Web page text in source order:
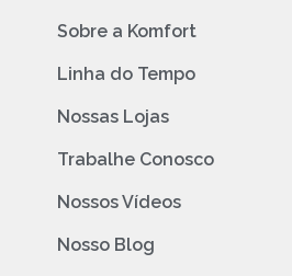
Sobre a Komfort
Linha do Tempo
Nossas Lojas
Trabalhe Conosco
Nossos Vídeos
Nosso Blog